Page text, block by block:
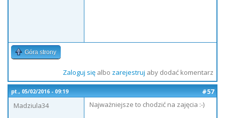
Góra strony
Zaloguj sięalbo zarejestruj aby dodać komentarz
pt., 05/02/2016 - 09:19
#57
Madziula34
Najważniejsze to chodzić na zajęcia :-)